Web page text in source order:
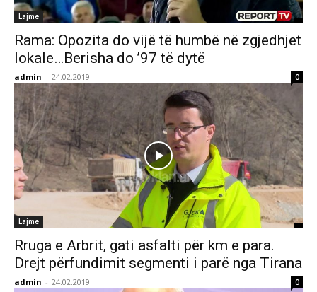
Lajme
Rama: Opozita do vijë të humbë në zgjedhjet
lokale…Berisha do ’97 të dytë
admin - 24.02.2019 0
Lajme
Rruga e Arbrit, gati asfalti për km e para.
Drejt përfundimit segmenti i parë nga Tirana
admin - 24.02.2019 0